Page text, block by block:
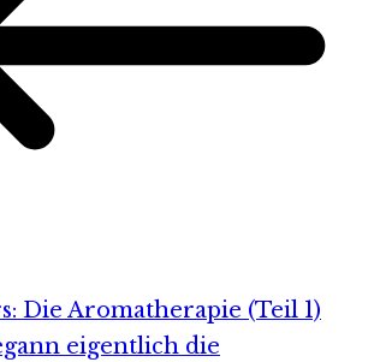
Die Aromatherapie (Teil 1)
eigentlich die